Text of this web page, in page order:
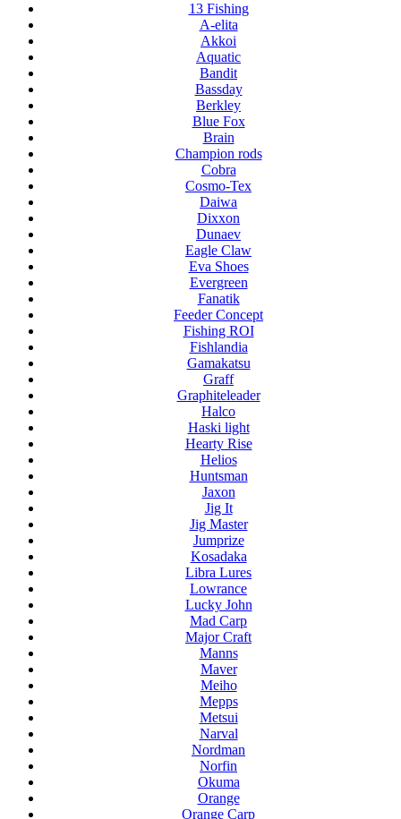
13 Fishing
A-elita
Akkoi
Aquatic
Bandit
Bassday
Berkley
Blue Fox
Brain
Champion rods
Cobra
Cosmo-Tex
Daiwa
Dixxon
Dunaev
Eagle Claw
Eva Shoes
Evergreen
Fanatik
Feeder Concept
Fishing ROI
Fishlandia
Gamakatsu
Graff
Graphiteleader
Halco
Haski light
Hearty Rise
Helios
Huntsman
Jaxon
Jig It
Jig Master
Jumprize
Kosadaka
Libra Lures
Lowrance
Lucky John
Mad Carp
Major Craft
Manns
Maver
Meiho
Mepps
Metsui
Narval
Nordman
Norfin
Okuma
Orange
Orange Carp